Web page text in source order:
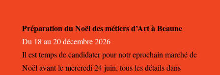
Préparation du Noël des métiers d’Art à Beaune
Du 18 au 20 décembre 2026
Il est temps de candidater pour notr eprochain marché de
Noël avant le mercredi 24 juin, tous les détails dans